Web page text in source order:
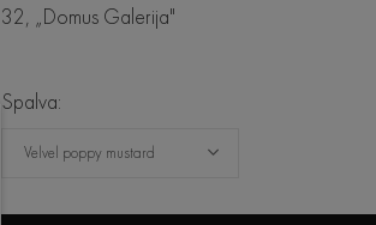
32, „Domus Galerija"
Spalva:
Velvel poppy mustard